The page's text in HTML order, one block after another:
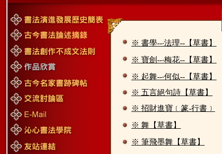
※ 書學--‧法理--【草書】
※ 寶劍--‧梅花--【草書】
※ 起舞--‧何似--【草書】
※ 五言絕句詩【草書】
※ 招財進寶﹝篆-行書﹞
※ 舞【草書】
※ 筆飛墨舞【草書】